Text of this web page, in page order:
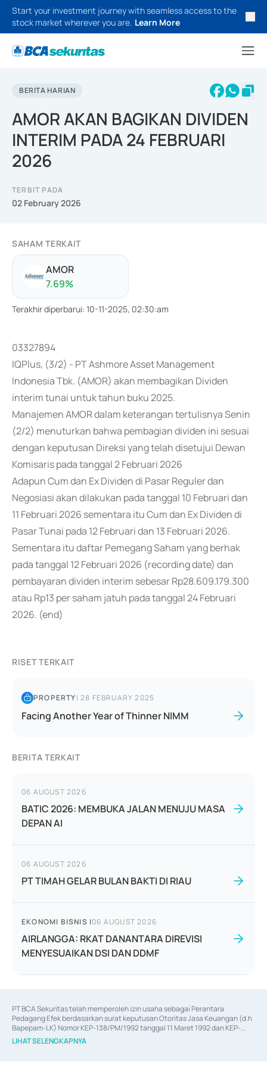
Start your investment journey with seamless access to the
stock market wherever you are. Learn More
BERITA HARIAN
AMOR AKAN BAGIKAN DIVIDEN
INTERIM PADA 24 FEBRUARI
2026
TERBIT PADA
02 February 2026
SAHAM TERKAIT
AMOR
7.69%
Terakhir diperbarui: 10-11-2025, 02:30:am
03327894
IQPlus, (3/2) - PT Ashmore Asset Management
Indonesia Tbk. (AMOR) akan membagikan Dividen
interim tunai untuk tahun buku 2025.
Manajemen AMOR dalam keterangan tertulisnya Senin
(2/2) menuturkan bahwa pembagian dividen ini sesuai
dengan keputusan Direksi yang telah disetujui Dewan
Komisaris pada tanggal 2 Februari 2026
Adapun Cum dan Ex Dividen di Pasar Reguler dan
Negosiasi akan dilakukan pada tanggal 10 Februari dan
11 Februari 2026 sementara itu Cum dan Ex Dividen di
Pasar Tunai pada 12 Februari dan 13 Februari 2026.
Sementara itu daftar Pemegang Saham yang berhak
pada tanggal 12 Februari 2026 (recording date) dan
pembayaran dividen interim sebesar Rp28.609.179.300
atau Rp13 per saham jatuh pada tanggal 24 Februari
2026. (end)
RISET TERKAIT
PROPERTY|28 FEBRUARY 2025
Facing Another Year of Thinner NIMM
BERITA TERKAIT
06 AUGUST 2026
BATIC 2026: MEMBUKA JALAN MENUJU MASA
DEPAN AI
06 AUGUST 2026
PT TIMAH GELAR BULAN BAKTI DI RIAU
EKONOMI BISNIS |06 AUGUST 2026
AIRLANGGA: RKAT DANANTARA DIREVISI
MENYESUAIKAN DSI DAN DDMF
PT BCA Sekuritas telah memperoleh izin usaha sebagai Perantara
Pedagang Efek berdasarkan surat keputusan Otoritas Jasa Keuangan (d.h
Bapepam-LK) Nomor KEP-138/PM/1992 tanggal 11 Maret 1992 dan KEP-
06/D.04/2014 tanggal 28 Februari 2014, izin usaha sebagai Penjamin Emisi
Efek berdasarkan surat keputusan Otoritas Jasa Keuangan Nomor KEP-
LIHAT SELENGKAPNYA